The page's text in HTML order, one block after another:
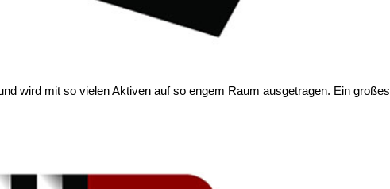
wird mit so vielen Aktiven auf so engem Raum ausgetragen. Ein großes